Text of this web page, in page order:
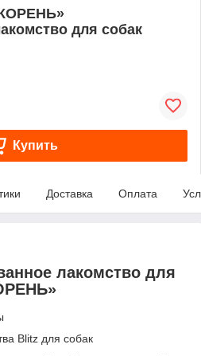
для собак
Купить
Доставка Оплата
лакомство для
Blitz для собак